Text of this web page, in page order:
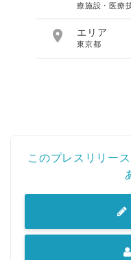
療施設・医療
 エリア
東京都
このプレスリリー